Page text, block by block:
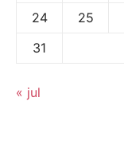
24
25
31
« jul